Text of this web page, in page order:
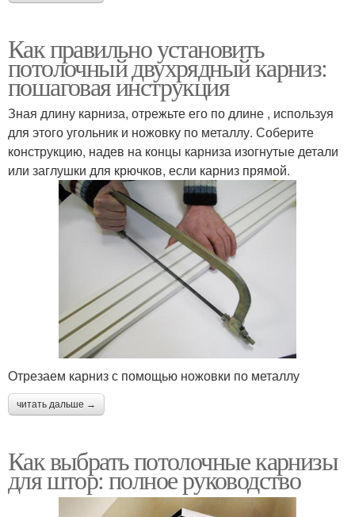
Как правильно установить
потолочный двухрядный карниз:
пошаговая инструкция
Зная длину карниза, отрежьте его по длине , используя
для этого угольник и ножовку по металлу. Соберите
конструкцию, надев на концы карниза изогнутые детали
или заглушки для крючков, если карниз прямой.
Отрезаем карниз с помощью ножовки по металлу
читать дальше →
Как выбрать потолочные карнизы
для штор: полное руководство